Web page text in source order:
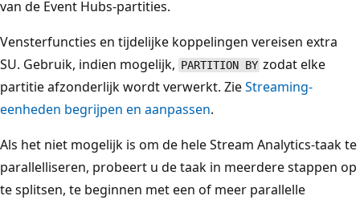
van de Event Hubs-partities.
Vensterfuncties en tijdelijke koppelingen vereisen extra
SU. Gebruik, indien mogelijk, PARTITION BY zodat elke
partitie afzonderlijk wordt verwerkt. ZieStreaming-
eenheden begrijpen en aanpassen.
Als het niet mogelijk is om de hele Stream Analytics-taak te
parallelliseren, probeert u de taak in meerdere stappen op
te splitsen, te beginnen met een of meer parallelle